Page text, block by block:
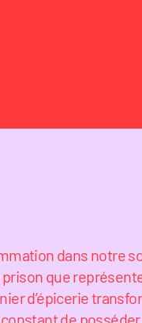
dans notre
que
d’épicerie
de